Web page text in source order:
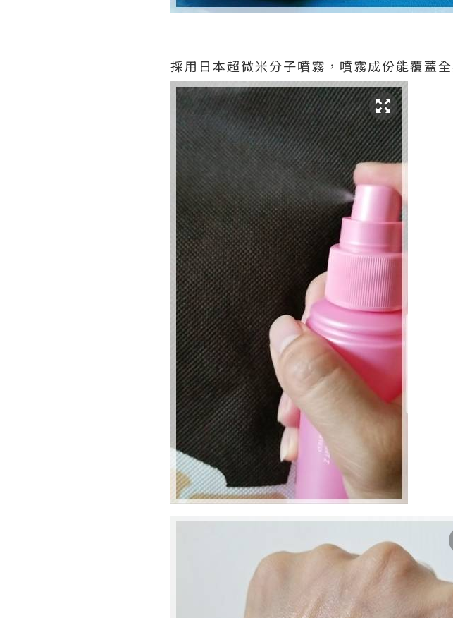
採用日本超微米分子噴霧，噴霧成份能覆蓋